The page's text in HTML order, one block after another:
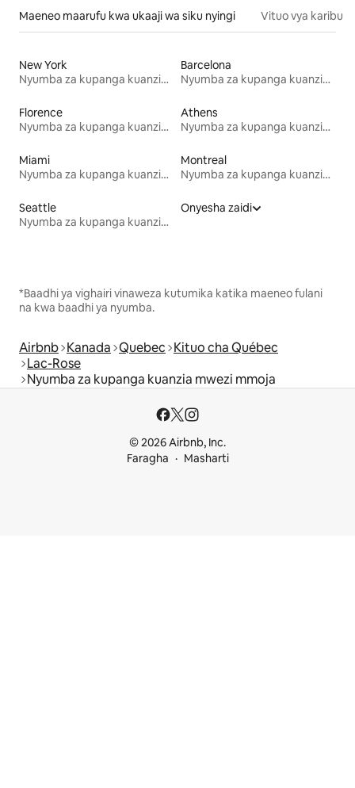
Maeneo maarufu kwa ukaaji wa siku nyingi Vituo vya karibu
New York
Nyumba za kupanga kuanzia mwezi mmoja
Barcelona
Nyumba za kupanga kuanzia mwezi mmoja
Florence
Nyumba za kupanga kuanzia mwezi mmoja
Athens
Nyumba za kupanga kuanzia mwezi mmoja
Miami
Nyumba za kupanga kuanzia mwezi mmoja
Montreal
Nyumba za kupanga kuanzia mwezi mmoja
Seattle
Nyumba za kupanga kuanzia mwezi mmoja
Onyesha zaidi
*Baadhi ya vighairi vinaweza kutumika katika maeneo fulani
na kwa baadhi ya nyumba.
Airbnb Kanada Quebec Kituo cha Québec
Lac-Rose
Nyumba za kupanga kuanzia mwezi mmoja
© 2026 Airbnb, Inc.
Faragha
Masharti